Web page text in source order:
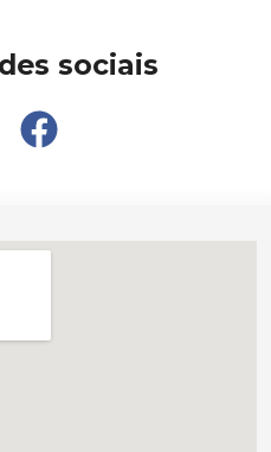
sociais